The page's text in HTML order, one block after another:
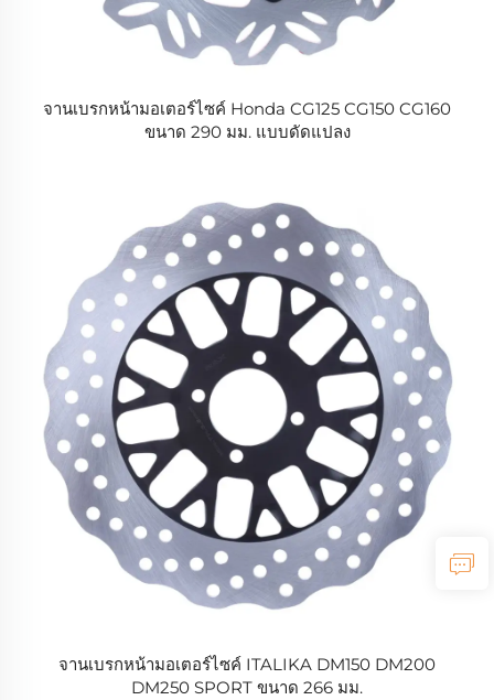
จานเบรกหน้ามอเตอร์ไซค์ Honda CG125 CG150 CG160
ขนาด 290 มม. แบบดัดแปลง
จานเบรกหน้ามอเตอร์ไซค์ ITALIKA DM150 DM200
DM250 SPORT ขนาด 266 มม.